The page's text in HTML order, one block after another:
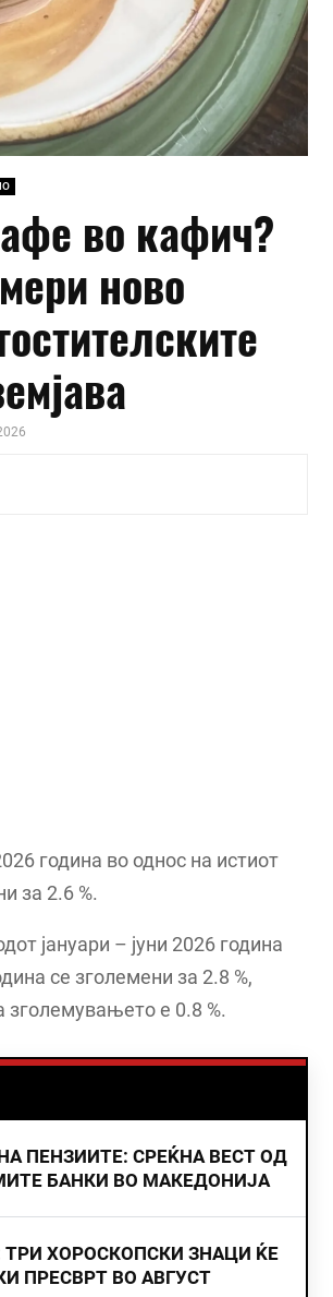
во кафич?
ново
година во однос на истиот
за 2.6 %.
јануари – јуни 2026 година
се зголемени за 2.8 %,
зголемувањето е 0.8 %.
ПЕНЗИИТЕ: СРЕЌНА ВЕСТ ОД
БАНКИ ВО МАКЕДОНИЈА
ТРИ ХОРОСКОПСКИ ЗНАЦИ ЌЕ
ПРЕСВРТ ВО АВГУСТ